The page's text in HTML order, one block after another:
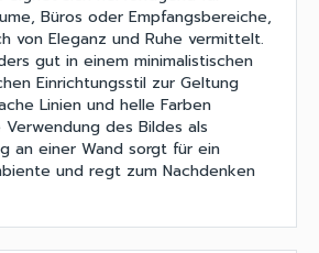
Büros oder Empfangsbereiche,
von Eleganz und Ruhe vermittelt.
gut in einem minimalistischen
Einrichtungsstil zur Geltung
Linien und helle Farben
des Bildes als
an einer Wand sorgt für ein
und regt zum Nachdenken